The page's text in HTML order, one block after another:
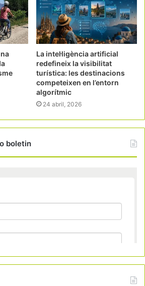
La intel·ligència artificial
redefineix la visibilitat
turística: les destinacions
competeixen en l’entorn
algorítmic
24 abril, 2026
boletin